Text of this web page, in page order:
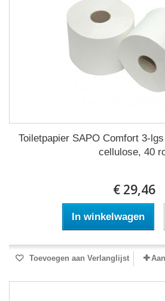
Toiletpapier SAPO Comfort 3-
cellulose, 40
€ 29,46
In winkelwagen
Toevoegen aan Verlanglijst